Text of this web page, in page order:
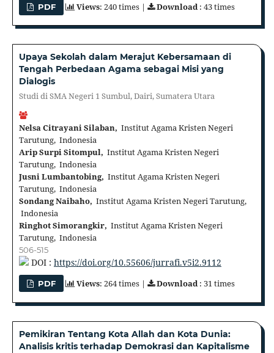
PDF Views: 240 times | Download: 43 times
Upaya Sekolah dalam Merajut Kebersamaan di
Tengah Perbedaan Agama sebagai Misi yang
Dialogis
Studi di SMA Negeri 1 Sumbul, Dairi, Sumatera Utara
Nelsa Citrayani Silaban, Institut Agama Kristen Negeri
Tarutung, Indonesia
Arip Surpi Sitompul, Institut Agama Kristen Negeri
Tarutung, Indonesia
Jusni Lumbantobing, Institut Agama Kristen Negeri
Tarutung, Indonesia
Sondang Naibaho, Institut Agama Kristen Negeri Tarutung,
Indonesia
Ringhot Simorangkir, Institut Agama Kristen Negeri
Tarutung, Indonesia
506-515
DOI : https://doi.org/10.55606/jurrafi.v5i2.9112
PDF Views: 264 times | Download: 31 times
Pemikiran Tentang Kota Allah dan Kota Dunia:
Analisis kritis terhadap Demokrasi dan Kapitalisme